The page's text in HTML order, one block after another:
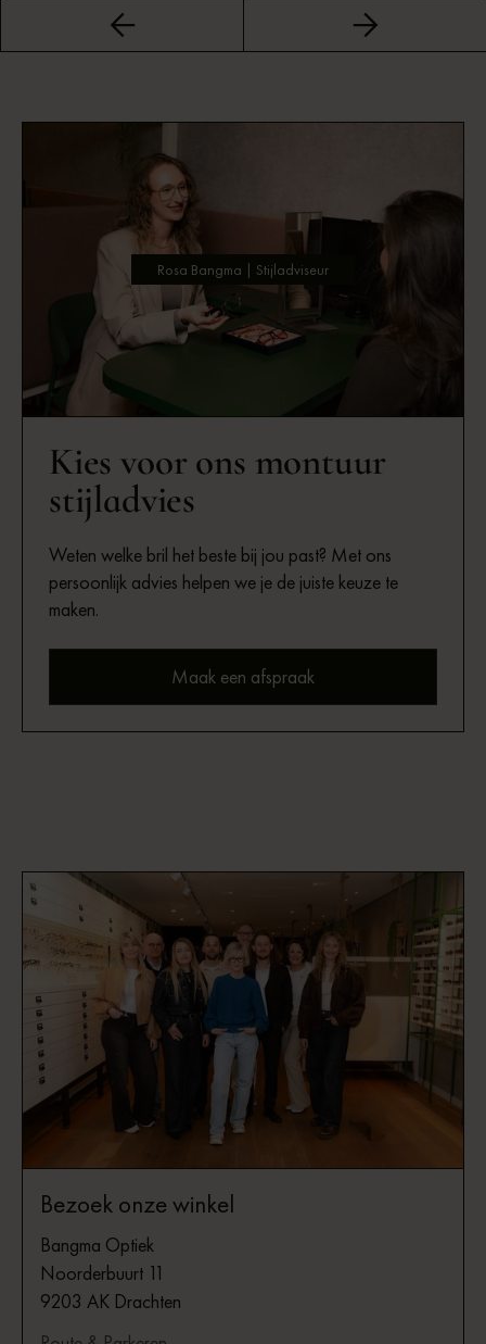
Kies voor ons montuur
stijladvies
Weten welke bril het beste bij jou past? Met ons
persoonlijk advies helpen we je de juiste keuze te
maken.
Maak een afspraak
Rosa Bangma | Stijladviseur
Bezoek onze winkel
Bangma Optiek
Noorderbuurt 11
9203 AK Drachten